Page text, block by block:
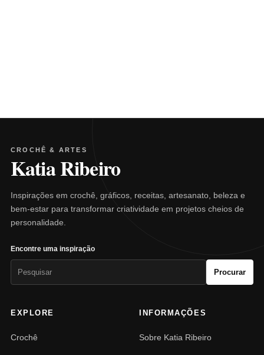
CROCHÊ & ARTES
Katia Ribeiro
Inspirações em crochê, gráficos, receitas, artesanato, beleza e
bem-estar para transformar criatividade em projetos cheios de
personalidade.
Encontre uma inspiração
Procurar
EXPLORE
Crochê
INFORMAÇÕES
Sobre Katia Ribeiro